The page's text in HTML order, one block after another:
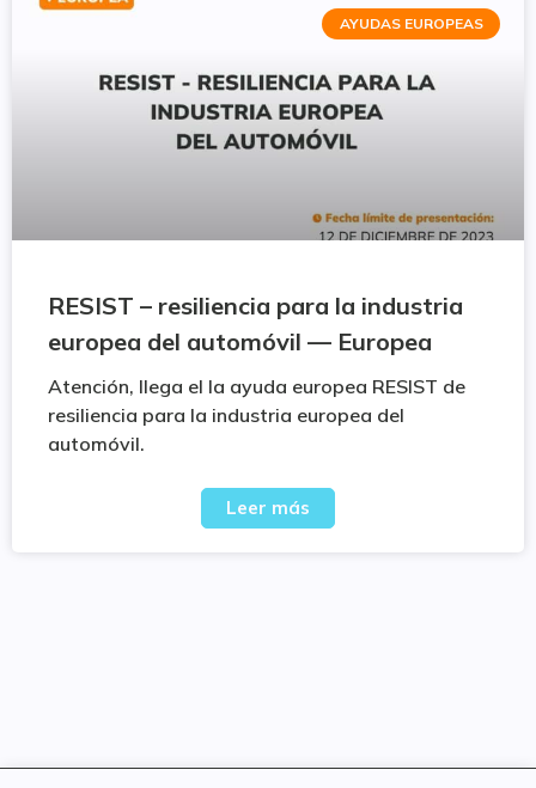
AYUDAS EUROPEAS
RESIST – resiliencia para la industria
europea del automóvil — Europea
Atención, llega el la ayuda europea RESIST de
resiliencia para la industria europea del
automóvil.
Leer más